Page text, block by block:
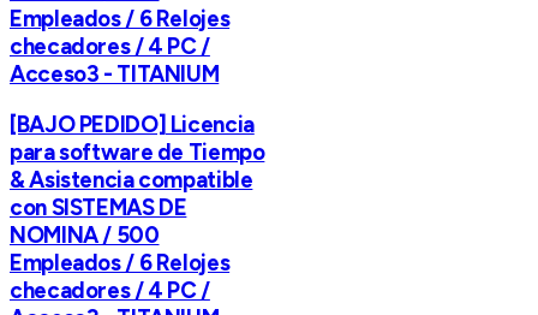
Empleados / 6 Relojes
checadores / 4 PC /
Acceso3 - TITANIUM
[BAJO PEDIDO] Licencia
para software de Tiempo
& Asistencia compatible
con SISTEMAS DE
NOMINA / 500
Empleados / 6 Relojes
checadores / 4 PC /